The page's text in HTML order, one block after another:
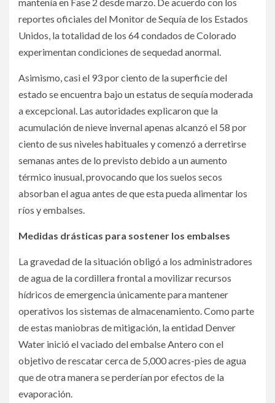
reportes oficiales del Monitor de Sequía de los Estados
Unidos, la totalidad de los 64 condados de Colorado
experimentan condiciones de sequedad anormal.
Asimismo, casi el 93 por ciento de la superficie del
estado se encuentra bajo un estatus de sequía moderada
a excepcional. Las autoridades explicaron que la
acumulación de nieve invernal apenas alcanzó el 58 por
ciento de sus niveles habituales y comenzó a derretirse
semanas antes de lo previsto debido a un aumento
térmico inusual, provocando que los suelos secos
absorban el agua antes de que esta pueda alimentar los
ríos y embalses.
Medidas drásticas para sostener los embalses
La gravedad de la situación obligó a los administradores
de agua de la cordillera frontal a movilizar recursos
hídricos de emergencia únicamente para mantener
operativos los sistemas de almacenamiento. Como parte
de estas maniobras de mitigación, la entidad Denver
Water inició el vaciado del embalse Antero con el
objetivo de rescatar cerca de 5,000 acres-pies de agua
que de otra manera se perderían por efectos de la
evaporación.